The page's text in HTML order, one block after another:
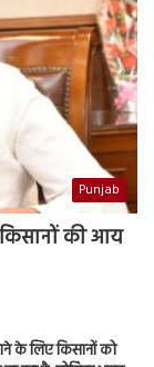
Punjab
की आय
के लिए किसानों को